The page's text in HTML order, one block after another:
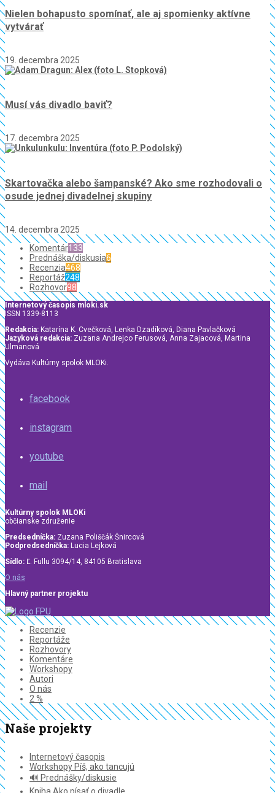
Nielen bohapusto spomínať, ale aj spomienky aktívne
vytvárať
19. decembra 2025
Musí vás divadlo baviť?
17. decembra 2025
Skartovačka alebo šampanské? Ako sme rozhodovali o
osude jednej divadelnej skupiny
14. decembra 2025
Komentár133
Prednáška/diskusia6
Recenzia468
Reportáž248
Rozhovor98
Internetový časopis mloki.sk
ISSN 1339-8113
Redakcia: Katarína K. Cvečková, Lenka Dzadíková, Diana Pavlačková
Jazyková redakcia: Zuzana Andrejco Ferusová, Anna Zajacová, Martina
Ulmanová
Vydáva Kultúrny spolok MLOKi.
facebook
instagram
youtube
mail
Kultúrny spolok MLOKi
občianske združenie
Predsedníčka: Zuzana Poliščák Šnircová
Podpredsedníčka: Lucia Lejková
Sídlo: Ľ. Fullu 3094/14, 84105 Bratislava
O nás
Hlavný partner projektu
Recenzie
Reportáže
Rozhovory
Komentáre
Workshopy
Autori
O nás
2 %
Naše projekty
Internetový časopis
Workshopy Píš, ako tancujú
🔊 Prednášky/diskusie